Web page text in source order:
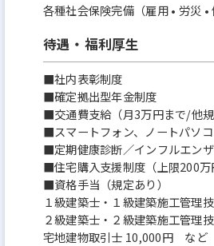
各種社会保険完備（雇用 • 労災 •
待遇・福利厚生
■社内表彰制度
■確定拠出型年金制度
■交通費支給（月3万円まで/他規
■スマートフォン、ノートパソ
■定期健康診断／インフルエン
■住宅購入支援制度（上限200万
■資格手当（規定あり）
１級建築士・１級建築施工管理
２級建築士・２級建築施工管理
宅地建物取引士 10,000円 など